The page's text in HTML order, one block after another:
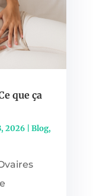
que ça
2026| Blog,